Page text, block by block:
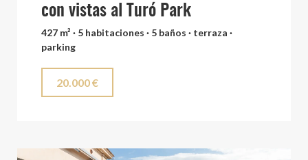
con vistas al Turó Park
427 m² · 5 habitaciones · 5 baños · terraza ·
parking
20.000 €